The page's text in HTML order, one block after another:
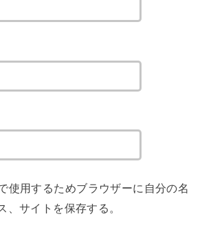
使用するためブラウザーに自分の名
、サイトを保存する。